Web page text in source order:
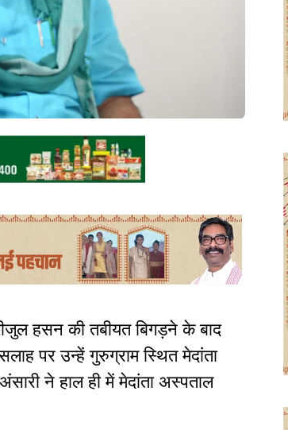
हसन की तबीयत बिगड़ने के बाद
पर उन्हें गुरुग्राम स्थित मेदांता
ने हाल ही में मेदांता अस्पताल